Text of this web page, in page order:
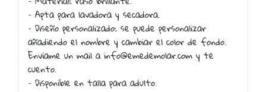
– Apta para lavadora y secadora.
– Diseño personalizado: se puede personalizar
añadiendo el nombre y cambiar el color de fondo.
Enví­ame un mail a info@emedemolar.com y te
cuento.
– Disponible en talla para adulto.